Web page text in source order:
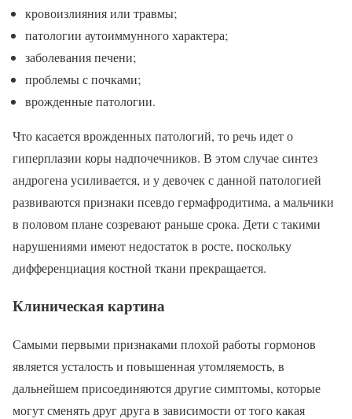
кровоизлияния или травмы;
патологии аутоиммунного характера;
заболевания печени;
проблемы с почками;
врожденные патологии.
Что касается врожденных патологий, то речь идет о
гиперплазии коры надпочечников. В этом случае синтез
андрогена усиливается, и у девочек с данной патологией
развиваются признаки псевдо гермафродитима, а мальчики
в половом плане созревают раньше срока. Дети с такими
нарушениями имеют недостаток в росте, поскольку
дифференциация костной ткани прекращается.
Клиническая картина
Самыми первыми признаками плохой работы гормонов
является усталость и повышенная утомляемость, в
дальнейшем присоединяются другие симптомы, которые
могут сменять друг друга в зависимости от того какая